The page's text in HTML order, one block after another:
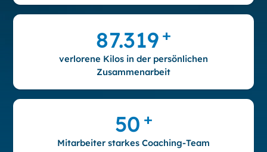
87.319 +
verlorene Kilos in der persönlichen
Zusammenarbeit
50 +
Mitarbeiter starkes Coaching-Team